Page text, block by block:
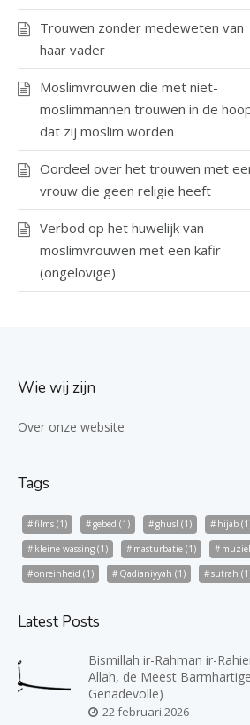
Trouwen zonder medeweten van
haar vader
Moslimvrouwen die met niet-
moslimmannen trouwen in de
dat zij moslim worden
Oordeel over het trouwen met
vrouw die geen religie heeft
Verbod op het huwelijk van
moslimvrouwen met een kafir
(ongelovige)
Wie wij zijn
Over onze website
Tags
films (1) gebed (1) ghusl (1) hijab
kleine wassing (1) masturbatie (1)
onreinheid (1) Qadianiyyah (1) sutrah
Latest Posts
Bismillah ir-Rahman ir-
Allah, de Meest
Genadevolle)
22 februari 2026